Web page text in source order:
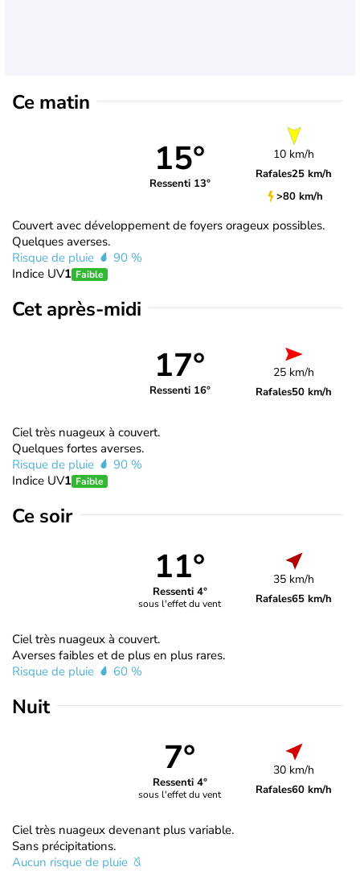
Ce matin
15°
Ressenti 13°
10 km/h
Rafales25 km/h
>80 km/h
Couvert avec développement de foyers orageux possibles.
Quelques averses.
Risque de pluie
90 %
Indice UV1 Faible
Cet après-midi
17°
Ressenti 16°
25 km/h
Rafales50 km/h
Ciel très nuageux à couvert.
Quelques fortes averses.
Risque de pluie
90 %
Indice UV1 Faible
Ce soir
11°
Ressenti 4°
sous l'effet du vent
35 km/h
Rafales65 km/h
Ciel très nuageux à couvert.
Averses faibles et de plus en plus rares.
Risque de pluie
60 %
Nuit
7°
Ressenti 4°
sous l'effet du vent
30 km/h
Rafales60 km/h
Ciel très nuageux devenant plus variable.
Sans précipitations.
Aucun risque de pluie